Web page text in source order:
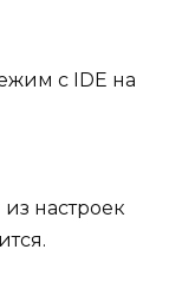
с IDE на
настроек